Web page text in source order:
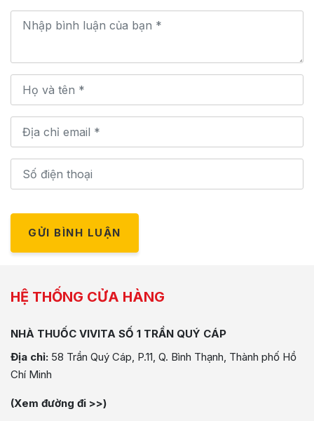
GỬI BÌNH LUẬN
HỆ THỐNG CỬA HÀNG
NHÀ THUỐC VIVITA SỐ 1 TRẦN QUÝ CÁP
Địa chỉ: 58 Trần Quý Cáp, P.11, Q. Bình Thạnh, Thành phố Hồ
Chí Minh
(Xem đường đi >>)